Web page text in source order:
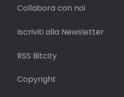
Collabora con noi
Iscriviti alla Newsletter
RSS Bitcity
Copyright